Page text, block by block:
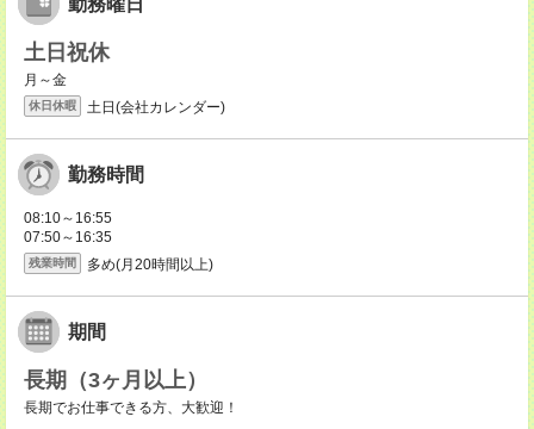
勤務曜日
土日祝休
月～金
休日休暇 土日(会社カレンダー)
勤務時間
08:10～16:55
07:50～16:35
残業時間 多め(月20時間以上)
期間
長期（3ヶ月以上）
長期でお仕事できる方、大歓迎！